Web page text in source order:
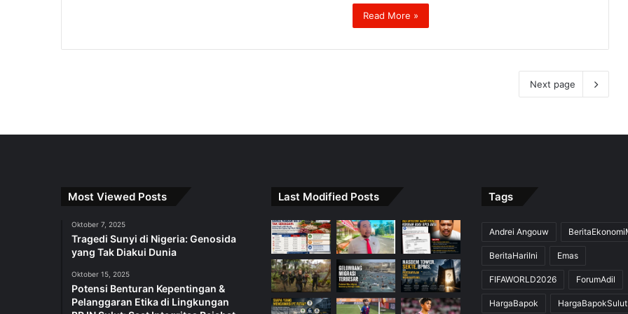
Read More »
Next page
Most Viewed Posts
Oktober 7, 2025
Tragedi Sunyi di Nigeria: Genosida
yang Tak Diakui Dunia
Oktober 15, 2025
Potensi Benturan Kepentingan &
Pelanggaran Etika di Lingkungan
Last Modified Posts Tags
Andrei Angouw
BeritaHariIni Emas
FIFAWORLD2026 ForumAdil
HargaBapok HargaBapokSulut